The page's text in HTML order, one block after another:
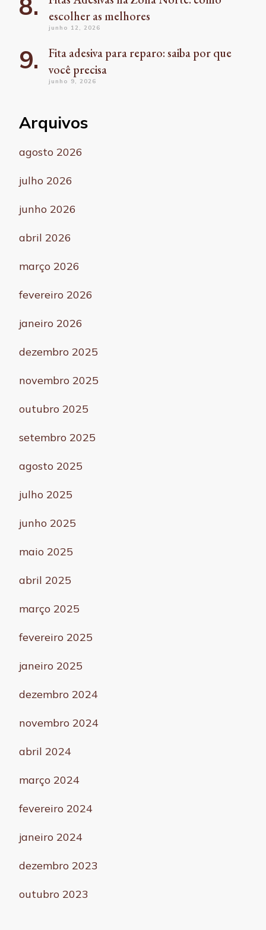
escolher as melhores
junho 12, 2026
Fita adesiva para reparo: saiba por que
você precisa
junho 9, 2026
Arquivos
agosto 2026
julho 2026
junho 2026
abril 2026
março 2026
fevereiro 2026
janeiro 2026
dezembro 2025
novembro 2025
outubro 2025
setembro 2025
agosto 2025
julho 2025
junho 2025
maio 2025
abril 2025
março 2025
fevereiro 2025
janeiro 2025
dezembro 2024
novembro 2024
abril 2024
março 2024
fevereiro 2024
janeiro 2024
dezembro 2023
outubro 2023